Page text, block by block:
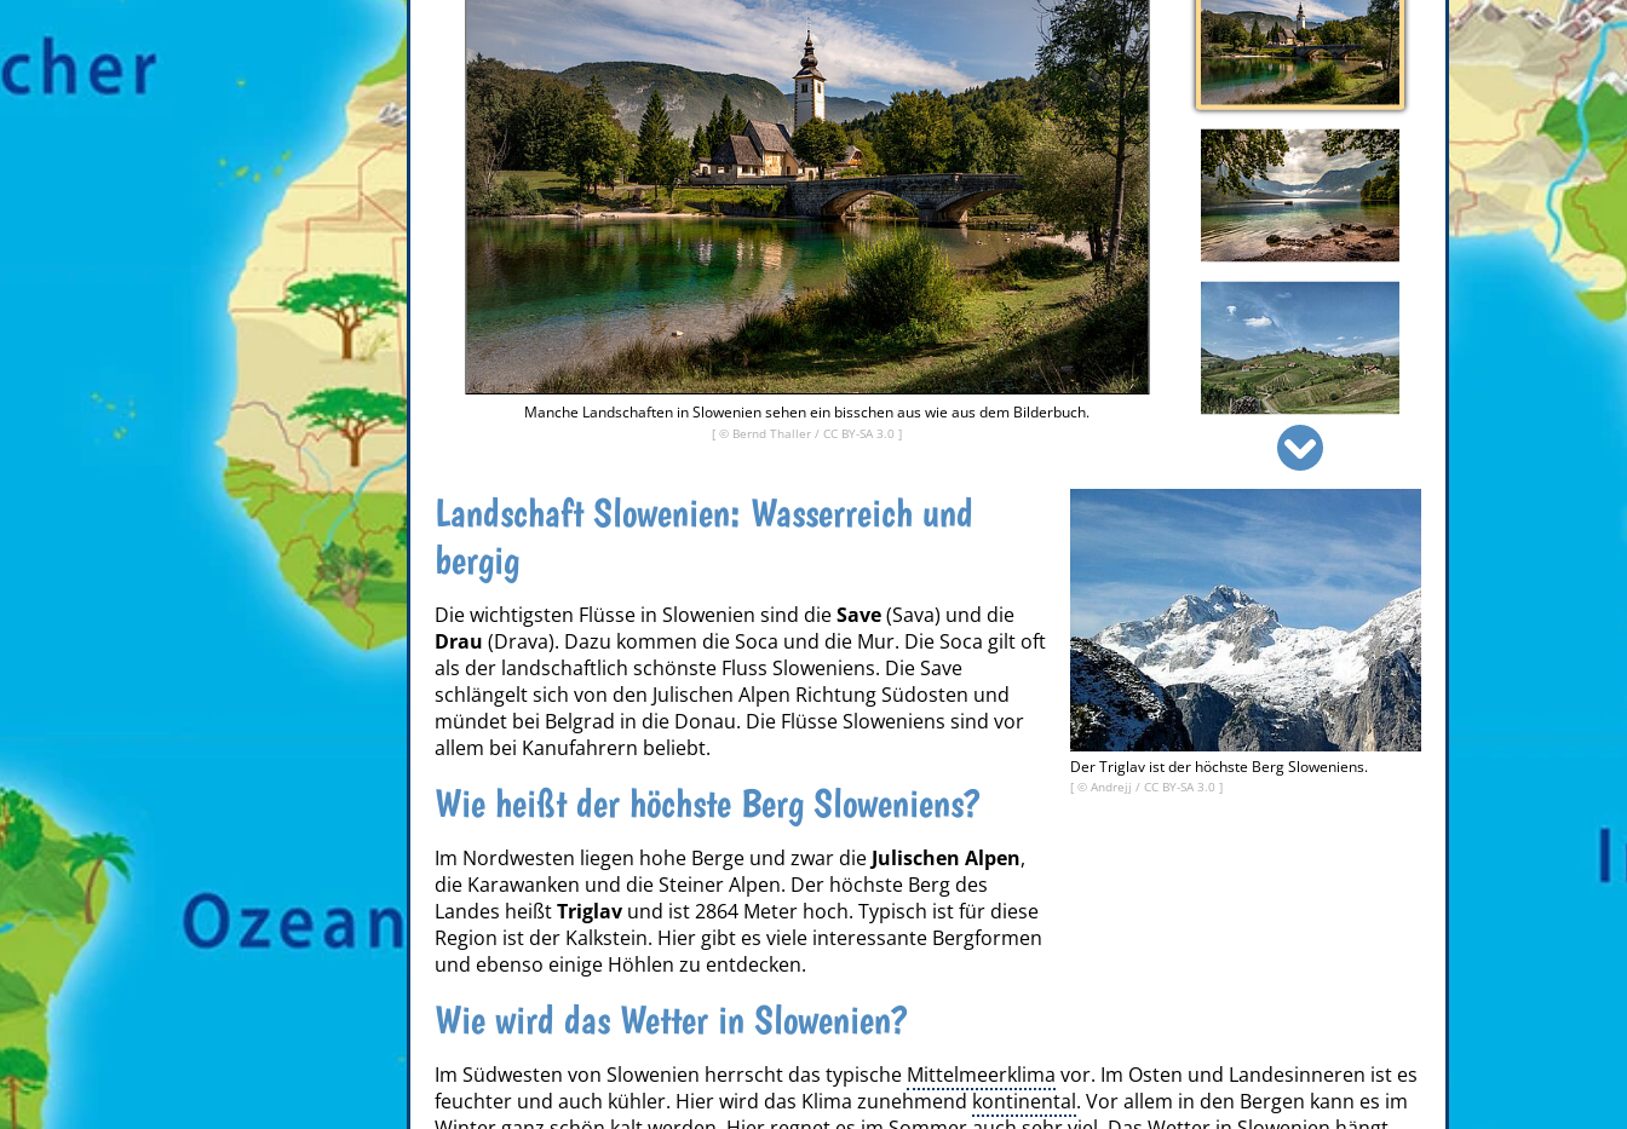
Manche Landschaften in Slowenien sehen ein bisschen aus wie aus dem Bilderbuch.
[ © Bernd Thaller / CC BY-SA 3.0 ]
Der Triglav ist der höchste Berg Sloweniens.
[ © Andrejj / CC BY-SA 3.0 ]
Landschaft Slowenien: Wasserreich und
bergig
Die wichtigsten Flüsse in Slowenien sind dieSave(Sava) und die
Drau (Drava). Dazu kommen die Soca und die Mur. Die Soca gilt oft
als der landschaftlich schönste Fluss Sloweniens. Die Save
schlängelt sich von den Julischen Alpen Richtung Südosten und
mündet bei Belgrad in die Donau. Die Flüsse Sloweniens sind vor
allem bei Kanufahrern beliebt.
Wie heißt der höchste Berg Sloweniens?
Im Nordwesten liegen hohe Berge und zwar die Julischen Alpen,
die Karawanken und die Steiner Alpen. Der höchste Berg des
Landes heißtTriglav und ist 2864 Meter hoch. Typisch ist für diese
Region ist der Kalkstein. Hier gibt es viele interessante Bergformen
und ebenso einige Höhlen zu entdecken.
Wie wird das Wetter in Slowenien?
Im Südwesten von Slowenien herrscht das typische Mittelmeerklima vor. Im Osten und Landesinneren ist es
feuchter und auch kühler. Hier wird das Klima zunehmend kontinental. Vor allem in den Bergen kann es im